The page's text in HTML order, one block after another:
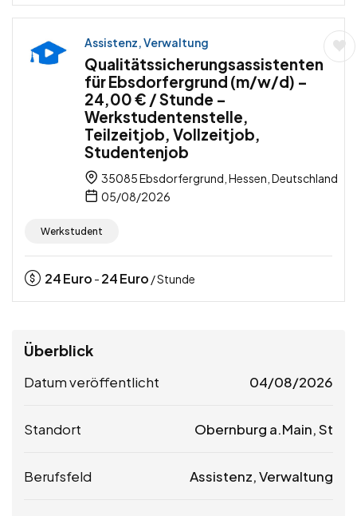
Assistenz, Verwaltung
Qualitätssicherungsassistenten
für Ebsdorfergrund (m/w/d) –
24,00 € / Stunde –
Werkstudentenstelle,
Teilzeitjob, Vollzeitjob,
Studentenjob
35085 Ebsdorfergrund, Hessen, Deutschland
05/08/2026
Werkstudent
24Euro - 24Euro / Stunde
Überblick
Datum veröffentlicht 04/08/2026
Standort Obernburg a.Main, St
Berufsfeld Assistenz, Verwaltung